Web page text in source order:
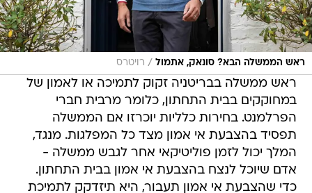
ראש הממשלה הבא? סונאק, אתמול / רויטרס
ראש ממשלה בבריטניה זקוק לתמיכה או לאמון של
במחוקקים בבית התחתון, כלומר מרבית חברי
הפרלמנט. בחירות כלליות יוכרזו אם הממשלה
תפסיד בהצבעת אי אמון מצד כל המפלגות. מנגד,
המלך יכול לזמן פוליטיקאי אחר לגבש ממשלה -
אדם שיוכל לנצח בהצבעת אי אמון בבית התחתון.
כדי שהצבעת אי אמון תעבור, היא תיזדקק לתמיכת